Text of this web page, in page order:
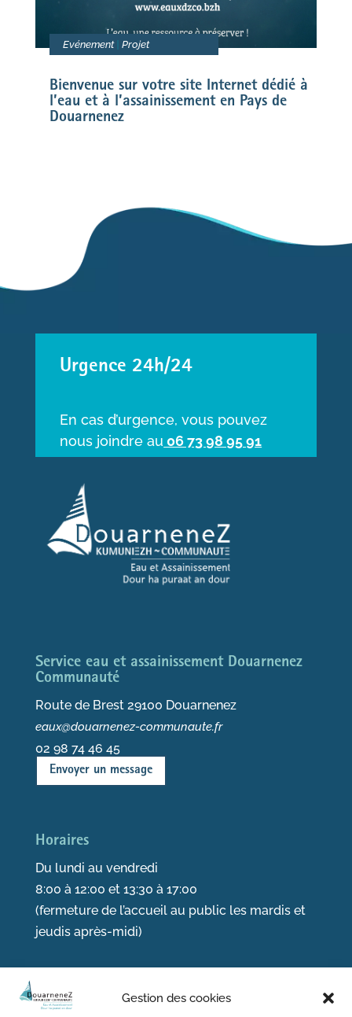
Gestion des cookies
Evénement| Projet
Bienvenue sur votre site Internet dédié à
l’eau et à l’assainissement en Pays de
Douarnenez
Urgence 24h/24
En cas d’urgence, vous pouvez
nous joindre au 06 73 98 95 91
Service eau et assainissement Douarnenez
Communauté
Route de Brest 29100 Douarnenez
eaux@douarnenez-communaute.fr
02 98 74 46 45
Envoyer un message
Horaires
Du lundi au vendredi
8:00 à 12:00 et 13:30 à 17:00
(fermeture de l’accueil au public les mardis et
jeudis après-midi)
Suivez-nous sur les réseaux sociaux